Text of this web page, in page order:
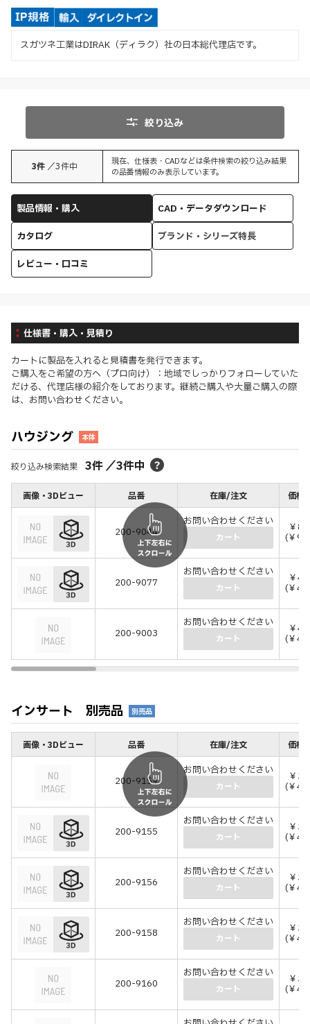
スガツネ工業はDIRAK（ディラク）社の日本総代理店です。
絞り込み
3件 ／3件中
現在、仕様表・CADなどは条件検索の絞り込み結果
の品番情報のみ表示しています。
製品情報・購入
CAD・データダウンロード
カタログ
ブランド・シリーズ特長
レビュー・口コミ
仕様書・購入・見積り
カートに製品を入れると見積書を発行できます。
ご購入をご希望の方へ（プロ向け）：地域でしっかりフォローしていた
だける、代理店様の紹介をしております。継続ご購入や大量ご購入の際
は、お問い合わせください。
ハウジング 本体
絞り込み検索結果 3件／3件中
画像・3Dビュー 品番 在庫/注文 価格(
200-9044
お問い合わせください
カート
￥
(￥
200-9077
お問い合わせください
カート
￥
(￥
200-9003
お問い合わせください
カート
￥
(￥
インサート 別売品 別売品
画像・3Dビュー 品番 在庫/注文 価格(
200-9159
お問い合わせください
カート
￥
(￥
200-9155
お問い合わせください
カート
￥
(￥
200-9156
お問い合わせください
カート
￥
(￥
200-9158
お問い合わせください
カート
￥
(￥
200-9160
お問い合わせください
カート
￥
(￥